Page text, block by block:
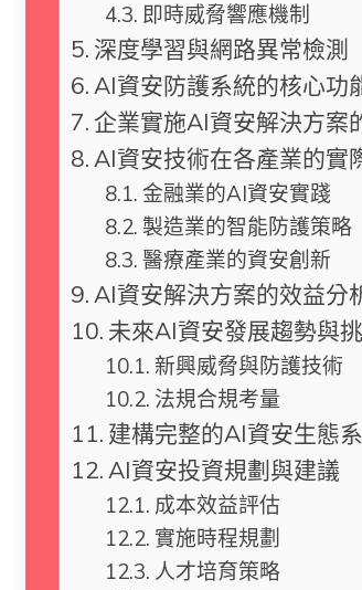
即時威脅響應機制
深度學習與網路異常檢測
AI資安防護系統的核心功
企業實施AI資安解決方案
AI資安技術在各產業的實
金融業的AI資安實踐
製造業的智能防護策略
醫療產業的資安創新
AI資安解決方案的效益分
未來AI資安發展趨勢與
新興威脅與防護技術
法規合規考量
建構完整的AI資安生態
AI資安投資規劃與建議
成本效益評估
實施時程規劃
人才培育策略